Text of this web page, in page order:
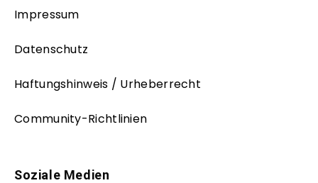
Impressum
Datenschutz
Haftungshinweis / Urheberrecht
Community-Richtlinien
Soziale Medien